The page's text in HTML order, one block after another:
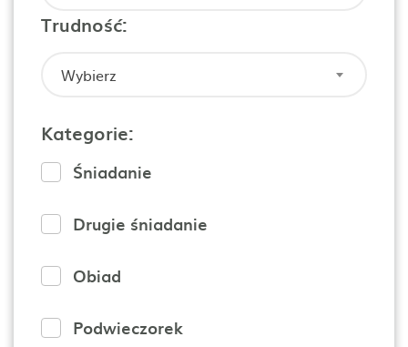
Trudność:
Wybierz
Kategorie:
Śniadanie
Drugie śniadanie
Obiad
Podwieczorek